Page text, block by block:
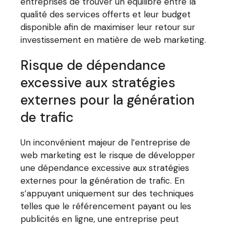
qualité des services offerts et leur budget
disponible afin de maximiser leur retour sur
investissement en matière de web marketing.
Risque de dépendance
excessive aux stratégies
externes pour la génération
de trafic
Un inconvénient majeur de l’entreprise de
web marketing est le risque de développer
une dépendance excessive aux stratégies
externes pour la génération de trafic. En
s’appuyant uniquement sur des techniques
telles que le référencement payant ou les
publicités en ligne, une entreprise peut